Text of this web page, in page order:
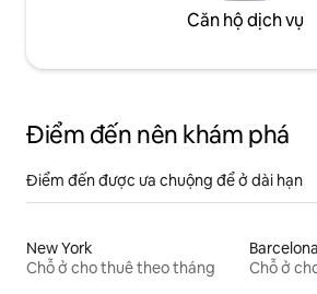
Căn hộ dịch vụ
Điểm đến nên khám phá
Điểm đến được ưa chuộng để ở dài hạn
New York
Chỗ ở cho thuê theo tháng
Barcelona
Chỗ ở